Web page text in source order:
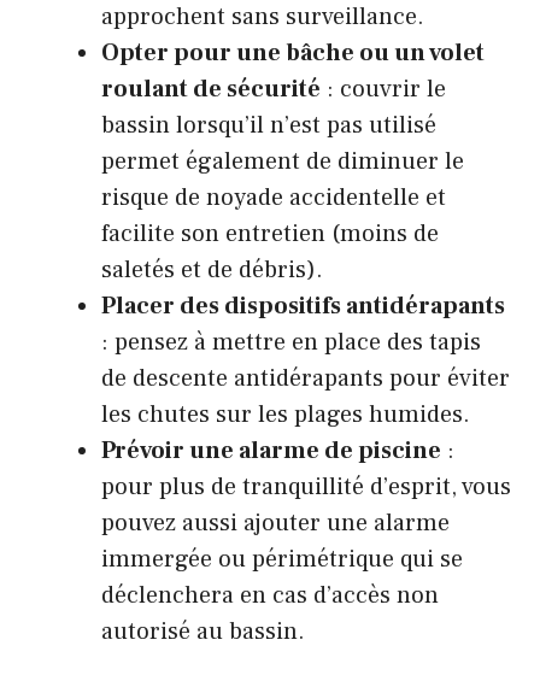
approchent sans surveillance.
Opter pour une bâche ou un volet
roulant de sécurité : couvrir le
bassin lorsqu’il n’est pas utilisé
permet également de diminuer le
risque de noyade accidentelle et
facilite son entretien (moins de
saletés et de débris).
Placer des dispositifs antidérapants
: pensez à mettre en place des tapis
de descente antidérapants pour éviter
les chutes sur les plages humides.
Prévoir une alarme de piscine :
pour plus de tranquillité d’esprit, vous
pouvez aussi ajouter une alarme
immergée ou périmétrique qui se
déclenchera en cas d’accès non
autorisé au bassin.